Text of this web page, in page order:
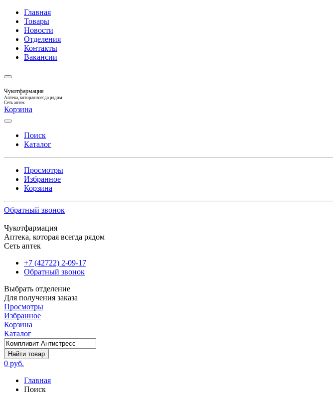
Главная
Товары
Новости
Отделения
Контакты
Вакансии
Чукотфармация
Аптека, которая всегда рядом
Сеть аптек
Корзина
Поиск
Каталог
Просмотры
Избранное
Корзина
Обратный звонок
Чукотфармация
Аптека, которая всегда рядом
Сеть аптек
+7 (42722) 2-09-17
Обратный звонок
Выбрать отделение
Для получения заказа
Просмотры
Избранное
Корзина
Каталог
Найти товар
0 руб.
Главная
Поиск